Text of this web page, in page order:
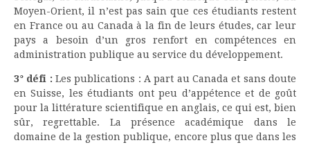
Moyen-Orient, il n’est pas sain que ces étudiants restent
en France ou au Canada à la fin de leurs études, car leur
pays a besoin d’un gros renfort en compétences en
administration publique au service du développement.
3° défi : Les publications : A part au Canada et sans doute
en Suisse, les étudiants ont peu d’appétence et de goût
pour la littérature scientifique en anglais, ce qui est, bien
sûr, regrettable. La présence académique dans le
domaine de la gestion publique, encore plus que dans les